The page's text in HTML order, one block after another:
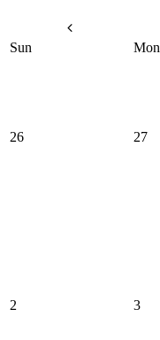
Sun
Mon
26 27
2 3